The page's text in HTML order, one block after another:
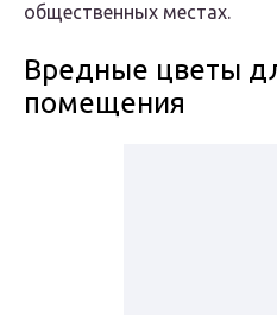
общественных местах.
Вредные цветы
помещения